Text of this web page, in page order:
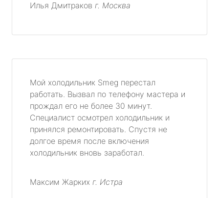
Илья Дмитраков г. Москва
Мой холодильник Smeg перестал
работать. Вызвал по телефону мастера и
прождал его не более 30 минут.
Специалист осмотрел холодильник и
принялся ремонтировать. Спустя не
долгое время после включения
холодильник вновь заработал.
Максим Жарких г. Истра